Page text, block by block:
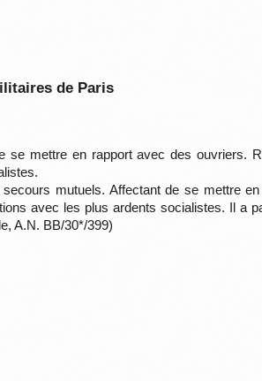
de Paris
se mettre en rapport avec des ouvriers.
mutuels. Affectant de se mettre
avec les plus ardents socialistes. Il a
A.N. BB/30*/399)